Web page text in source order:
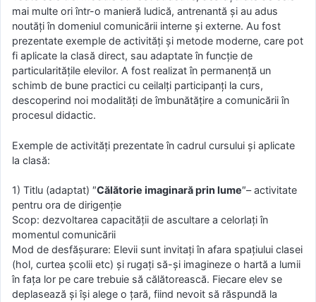
mai multe ori într-o manieră ludică, antrenantă și au adus
noutăți în domeniul comunicării interne și externe. Au fost
prezentate exemple de activități și metode moderne, care pot
fi aplicate la clasă direct, sau adaptate în funcție de
particularitățile elevilor. A fost realizat în permanență un
schimb de bune practici cu ceilalți participanți la curs,
descoperind noi modalități de îmbunătățire a comunicării în
procesul didactic.
Exemple de activități prezentate în cadrul cursului și aplicate
la clasă:
1) Titlu (adaptat) ″Călătorie imaginară prin lume″– activitate
pentru ora de dirigenție
Scop: dezvoltarea capacității de ascultare a celorlați în
momentul comunicării
Mod de desfășurare: Elevii sunt invitați în afara spațiului clasei
(hol, curtea școlii etc) și rugați să-și imagineze o hartă a lumii
în fața lor pe care trebuie să călătorească. Fiecare elev se
deplasează și își alege o țară, fiind nevoit să răspundă la